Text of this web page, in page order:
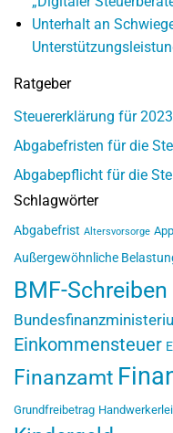
Unterhalt an
Ratgeber
Steuererklärung für
Abgabefristen für die
Abgabepflicht für die
Schlagwörter
Abgabefrist Altersvorsorge App
Außergewöhnliche
BMF-Schreiben
Einkommensteuer
Finanzamt
Grundfreibetrag